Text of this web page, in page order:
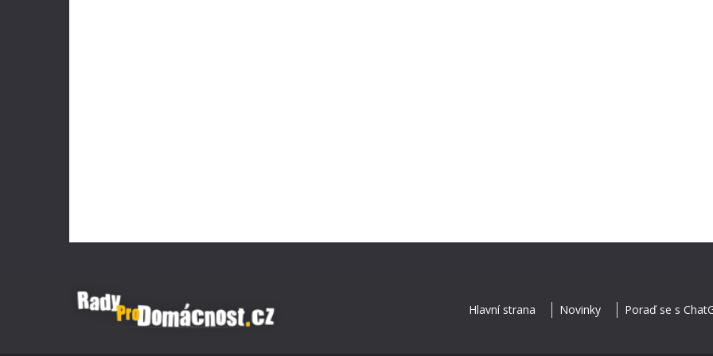
Hlavní strana Novinky Poraď se s